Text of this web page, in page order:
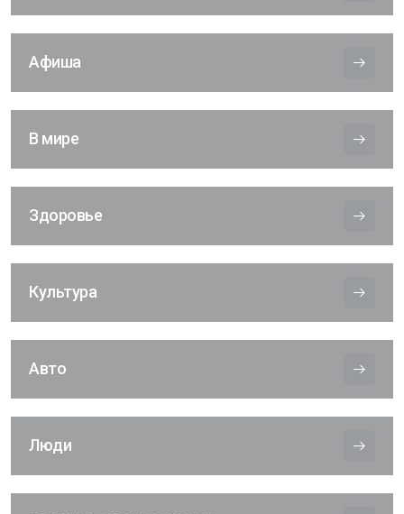
Афиша
В мире
Здоровье
Культура
Авто
Люди